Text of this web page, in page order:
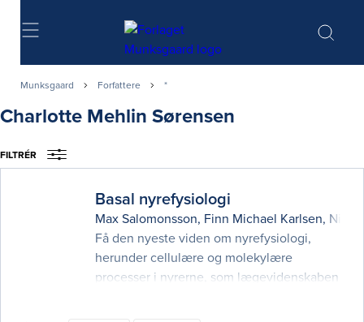
Søg
Munksgaard Forfattere *
Charlotte Mehlin Sørensen
FILTRÉR
Basal nyrefysiologi
Max Salomonsson, Finn Michael Karlsen,
Få den nyeste viden om nyrefysiologi,
herunder cellulære og molekylære
processer i nyrerne, som lægevidenskaben